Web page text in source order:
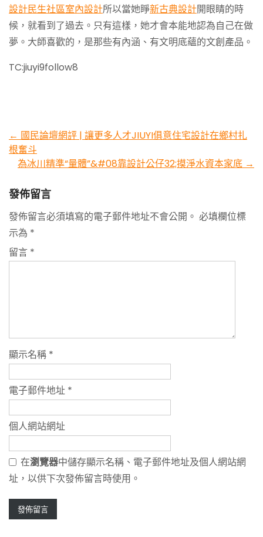
設計民生社區室內設計所以當她睜新古典設計開眼睛的時
候，就看到了過去。只有這樣，她才會本能地認為自己在做
夢。大師喜歡的，是那些有內涵、有文明底蘊的文創產品。
TC:jiuyi9follow8
Post
navigation
← 國民論壇網評 | 讓更多人才JIUYI俱意住宅設計在鄉村扎
根奮斗
為冰川精準“量體”&#08靠設計公仔32;摸淨水資本家底 →
發佈留言
發佈留言必須填寫的電子郵件地址不會公開。 必填欄位標
示為 *
留言 *
顯示名稱 *
電子郵件地址 *
個人網站網址
在瀏覽器中儲存顯示名稱、電子郵件地址及個人網站網
址，以供下次發佈留言時使用。